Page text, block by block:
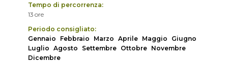
Tempo di percorrenza:
13 ore
Periodo consigliato:
Gennaio
Febbraio Marzo Aprile Maggio
Giugno
Luglio Agosto Settembre Ottobre Novembre
Dicembre